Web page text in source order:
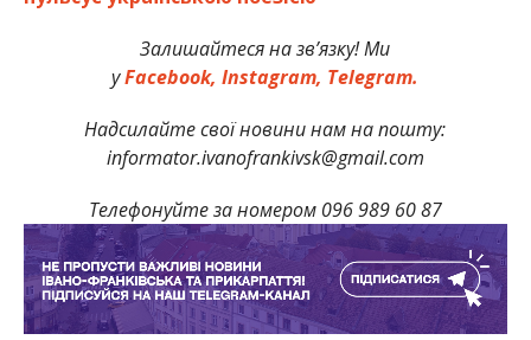
Залишайтеся на зв’язку! Ми
уFacebook, Instagram, Telegram.
Надсилайте свої новини нам на пошту:
informator.ivanofrankivsk@gmail.com
Телефонуйте за номером 096 989 60 87